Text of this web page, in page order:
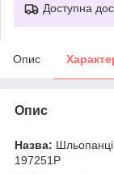
Доступна
Опис
Опис
Назва: Шльопанці
197251P